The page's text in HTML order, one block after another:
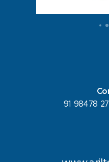
91 98478